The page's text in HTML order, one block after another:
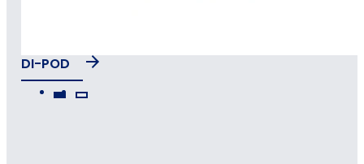
DI-POD